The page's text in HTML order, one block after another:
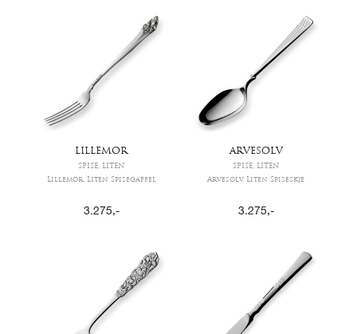
LILLEMOR
SPISE, LITEN
Lillemor, Liten Spisegaffel
3.275,-
ARVESØLV
SPISE, LITEN
Arvesølv, Liten Spiseskje
3.275,-